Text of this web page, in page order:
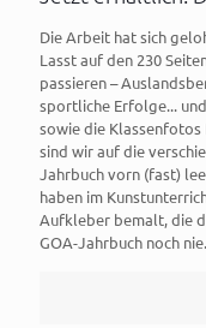
Die Arbeit hat sich
Lasst auf den 230
passieren –
sportliche Erfolge...
sowie die
sind wir auf die
Jahrbuch vorn (fast)
haben im
Aufkleber bemalt, die
GOA-Jahrbuch noch nie.